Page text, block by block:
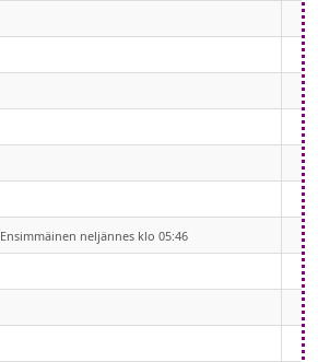
Ensimmäinen neljännes klo 05:46